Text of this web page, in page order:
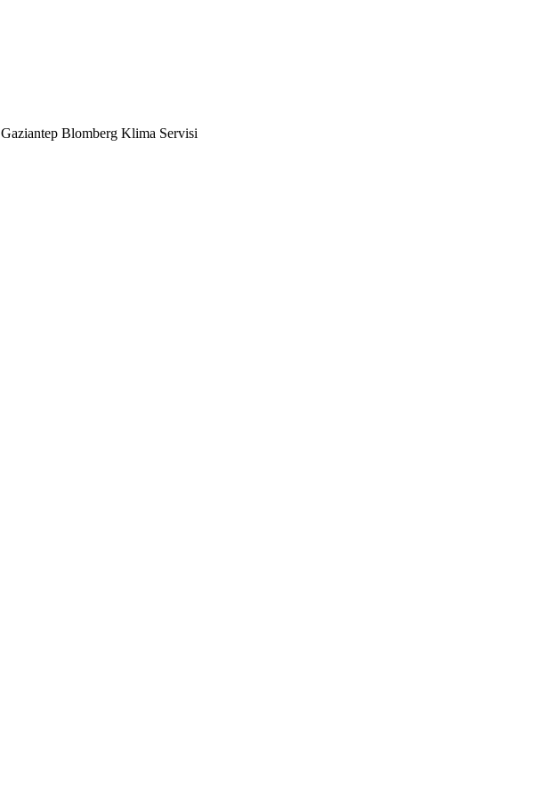
Gaziantep Blomberg Klima Servisi